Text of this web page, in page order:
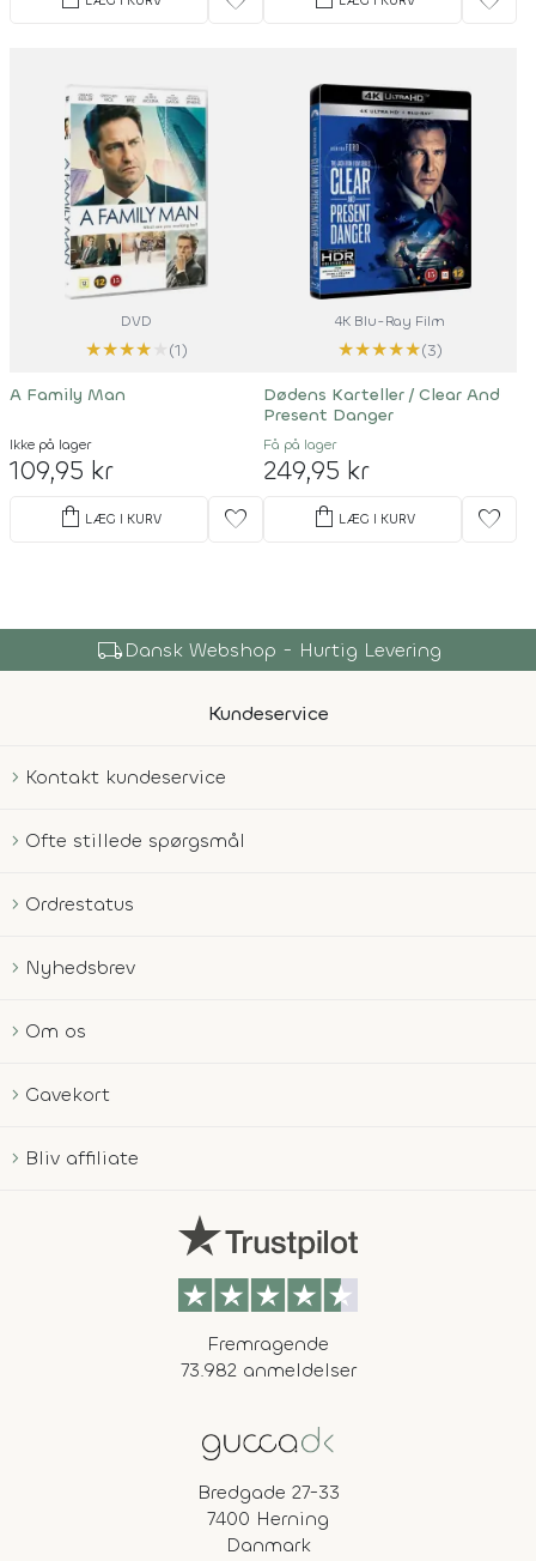
DVD
★★★★
(1)
A Family Man
Ikke på lager
109,95 kr
shopping_bag LÆG I KURV favorite
4K Blu-Ray Film
★★★★★(3)
Dødens Karteller / Clear And
Present Danger
Få på lager
249,95 kr
shopping_bag LÆG I KURV favorite
shopping_bagOver 150.000 Produkter
Kundeservice
Kontakt kundeservice
Ofte stillede spørgsmål
Ordrestatus
Nyhedsbrev
Om os
Gavekort
Bliv affiliate
Fremragende
73.982 anmeldelser
Bredgade 27-33
7400 Herning
Danmark